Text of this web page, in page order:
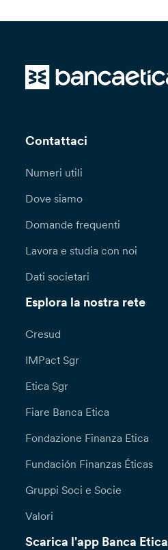
Contattaci
Numeri utili
Dove siamo
Domande frequenti
Lavora e studia con noi
Dati societari
Esplora la nostra rete
Cresud
IMPact Sgr
Etica Sgr
Fiare Banca Etica
Fondazione Finanza Etica
Fundación Finanzas Éticas
Gruppi Soci e Socie
Valori
Scarica l'app Banca Etica